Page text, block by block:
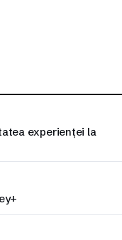
experienței la